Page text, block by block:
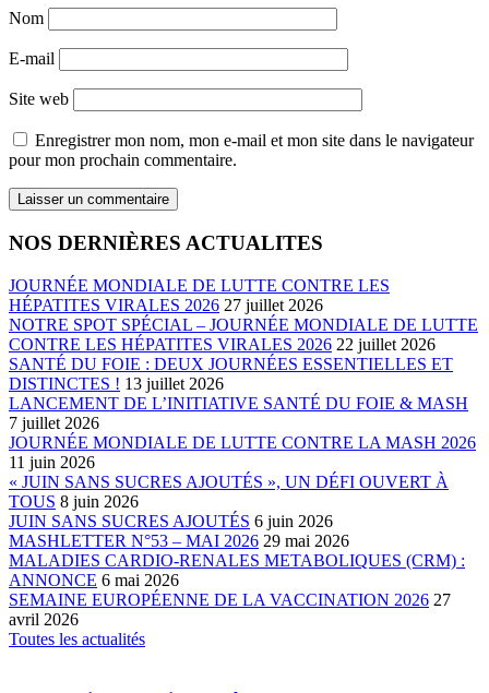
Nom
E-mail
Site web
Enregistrer mon nom, mon e-mail et mon site dans le navigateur
pour mon prochain commentaire.
NOS DERNIÈRES ACTUALITES
JOURNÉE MONDIALE DE LUTTE CONTRE LES
HÉPATITES VIRALES 2026 27 juillet 2026
NOTRE SPOT SPÉCIAL – JOURNÉE MONDIALE DE LUTTE
CONTRE LES HÉPATITES VIRALES 2026 22 juillet 2026
SANTÉ DU FOIE : DEUX JOURNÉES ESSENTIELLES ET
DISTINCTES ! 13 juillet 2026
LANCEMENT DE L’INITIATIVE SANTÉ DU FOIE & MASH
7 juillet 2026
JOURNÉE MONDIALE DE LUTTE CONTRE LA MASH 2026
11 juin 2026
« JUIN SANS SUCRES AJOUTÉS », UN DÉFI OUVERT À
TOUS 8 juin 2026
JUIN SANS SUCRES AJOUTÉS 6 juin 2026
MASHLETTER N°53 – MAI 2026 29 mai 2026
MALADIES CARDIO-RENALES METABOLIQUES (CRM) :
ANNONCE 6 mai 2026
SEMAINE EUROPÉENNE DE LA VACCINATION 2026 27
avril 2026
Toutes les actualités